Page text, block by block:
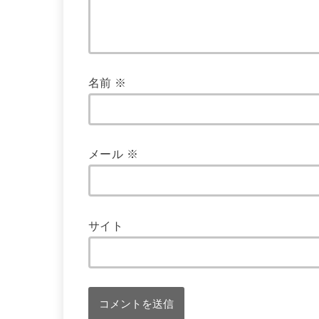
名前 ※
メール ※
サイト